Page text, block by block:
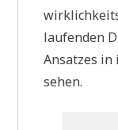
lau­fen­den
Ansat­zes
sehen.